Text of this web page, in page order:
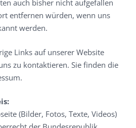
auch bisher nicht aufgefallen
entfernen würden, wenn uns
werden.
Links auf unserer Website
zu kontaktieren. Sie finden die
(Bilder, Fotos, Texte, Videos)